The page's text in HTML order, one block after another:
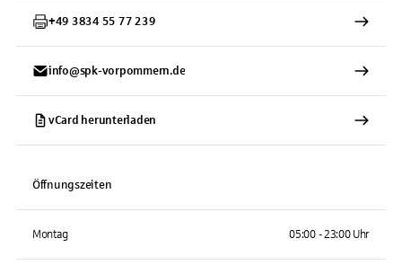
+49 3834 55 77 239
info@spk-vorpommern.de
vCard herunterladen
Öffnungszeiten
Montag 05:00 - 23:00 Uhr